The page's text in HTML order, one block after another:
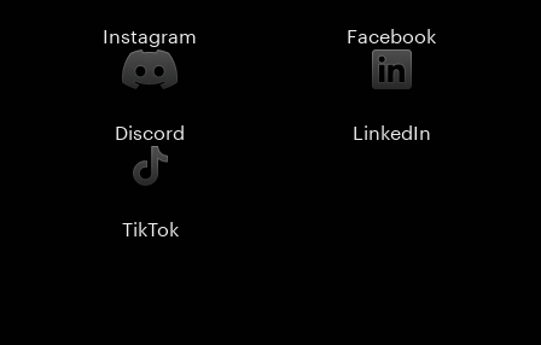
Instagram Facebook
Discord LinkedIn
TikTok